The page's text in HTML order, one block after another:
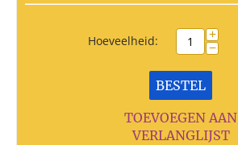
Hoeveelheid: +
−
BESTEL
TOEVOEGEN AAN
VERLANGLIJST